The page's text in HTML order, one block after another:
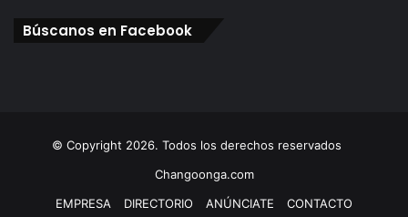
Búscanos en Facebook
© Copyright 2026. Todos los derechos reservados
Changoonga.com
EMPRESA
DIRECTORIO ANÚNCIATE CONTACTO